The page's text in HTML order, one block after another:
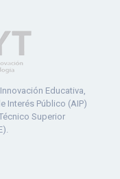
Educativa,
Interés Público (AIP)
Superior